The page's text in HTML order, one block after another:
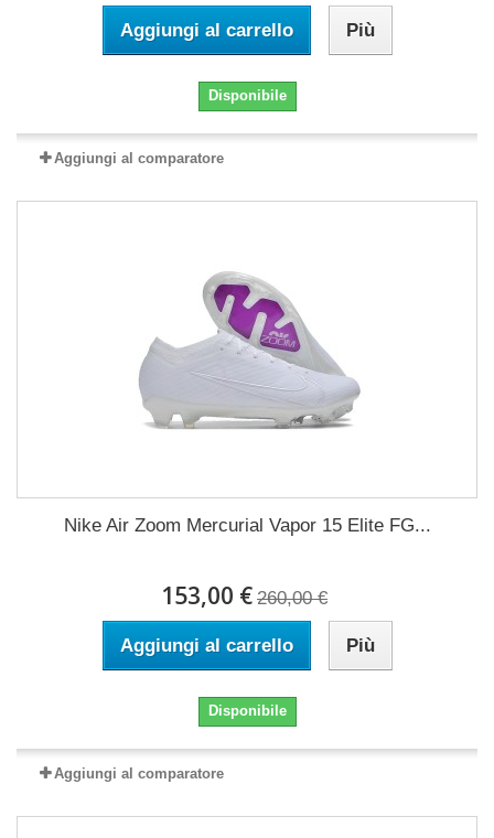
Aggiungi al carrello Più
Disponibile
Aggiungi al comparatore
Nike Air Zoom Mercurial Vapor 15 Elite FG...
153,00 € 260,00 €
Aggiungi al carrello Più
Disponibile
Aggiungi al comparatore